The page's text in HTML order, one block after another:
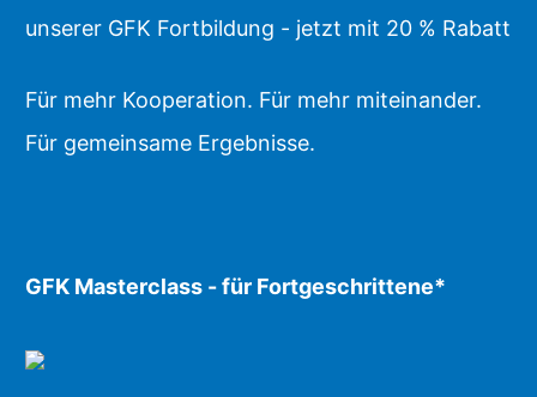
unserer GFK Fortbildung - jetzt mit 20 % Rabatt
Für mehr Kooperation. Für mehr miteinander.
Für gemeinsame Ergebnisse.
GFK Masterclass - für Fortgeschrittene*